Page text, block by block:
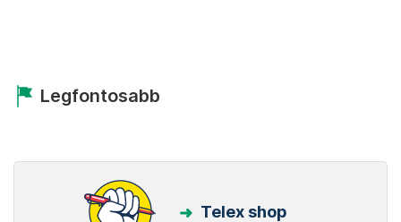
Legfontosabb
Telex shop